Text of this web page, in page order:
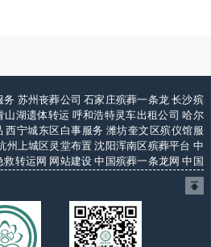
务 苏州丧葬公司石家庄殡葬一条龙长沙殡
山湖遗体转运 呼和浩特灵车出租公司哈尔
西宁城东区白事服务潍坊奎文区殡仪馆服
州上城区灵堂布置沈阳浑南区殡葬平台 中
救转运网 网站建设中国殡葬一条龙网中国